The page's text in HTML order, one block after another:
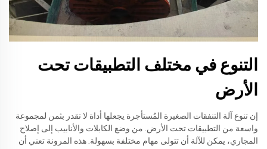
التنوع في مختلف التطبيقات تحت
الأرض
إن تنوع آلة التنفقات الصغيرة المُستأجرة يجعلها أداة لا تقدر بثمن لمجموعة
واسعة من التطبيقات تحت الأرض. من وضع الكابلات والأنابيب إلى إصلاح
المجاري، يمكن للآلة أن تتولى مهام مختلفة بسهولة. هذه المرونة تعني أن